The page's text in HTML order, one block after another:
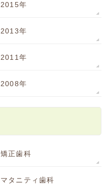
2015年
2013年
2011年
2008年
矯正歯科
マタニティ歯科